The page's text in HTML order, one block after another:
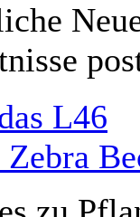
L46